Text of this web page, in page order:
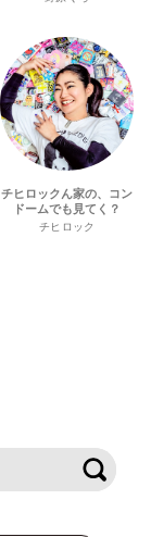
チヒロックん家の、コン
ドームでも見てく？
チヒロック